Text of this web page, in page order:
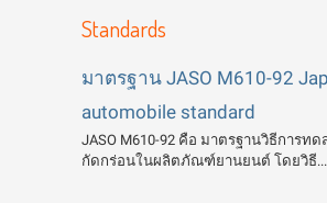
Standards
มาตรฐาน JASO M610-92
automobile standard
JASO M610-92 คือ มาตรฐานวิธีการทด
กัดกร่อนในผลิตภัณฑ์ยานยนต์ โดยวิธี...